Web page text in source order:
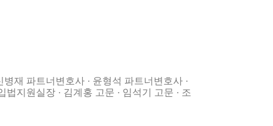
병재 파트너변호사
윤형석 파트너변호사
법지원실장 김계홍 고문 임석기 고문
조